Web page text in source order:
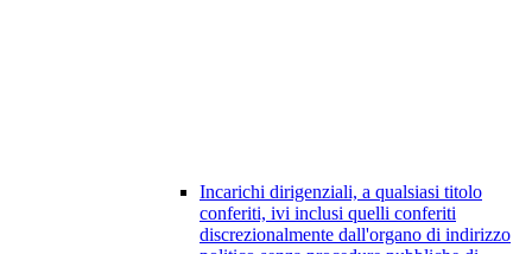
Incarichi dirigenziali, a qualsiasi titolo
conferiti, ivi inclusi quelli conferiti
discrezionalmente dall'organo di indirizzo